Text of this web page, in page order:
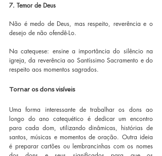
7. Temor de Deus
Não é medo de Deus, mas respeito, reverência e o
desejo de não ofendê-Lo.
Na catequese: ensine a importância do silêncio na
igreja, da reverência ao Santíssimo Sacramento e do
respeito aos momentos sagrados.
Tornar os dons visíveis
Uma forma interessante de trabalhar os dons ao
longo do ano catequético é dedicar um encontro
para cada dom, utilizando dinâmicas, histórias de
santos, músicas e momentos de oração. Outra ideia
é preparar cartões ou lembrancinhas com os nomes